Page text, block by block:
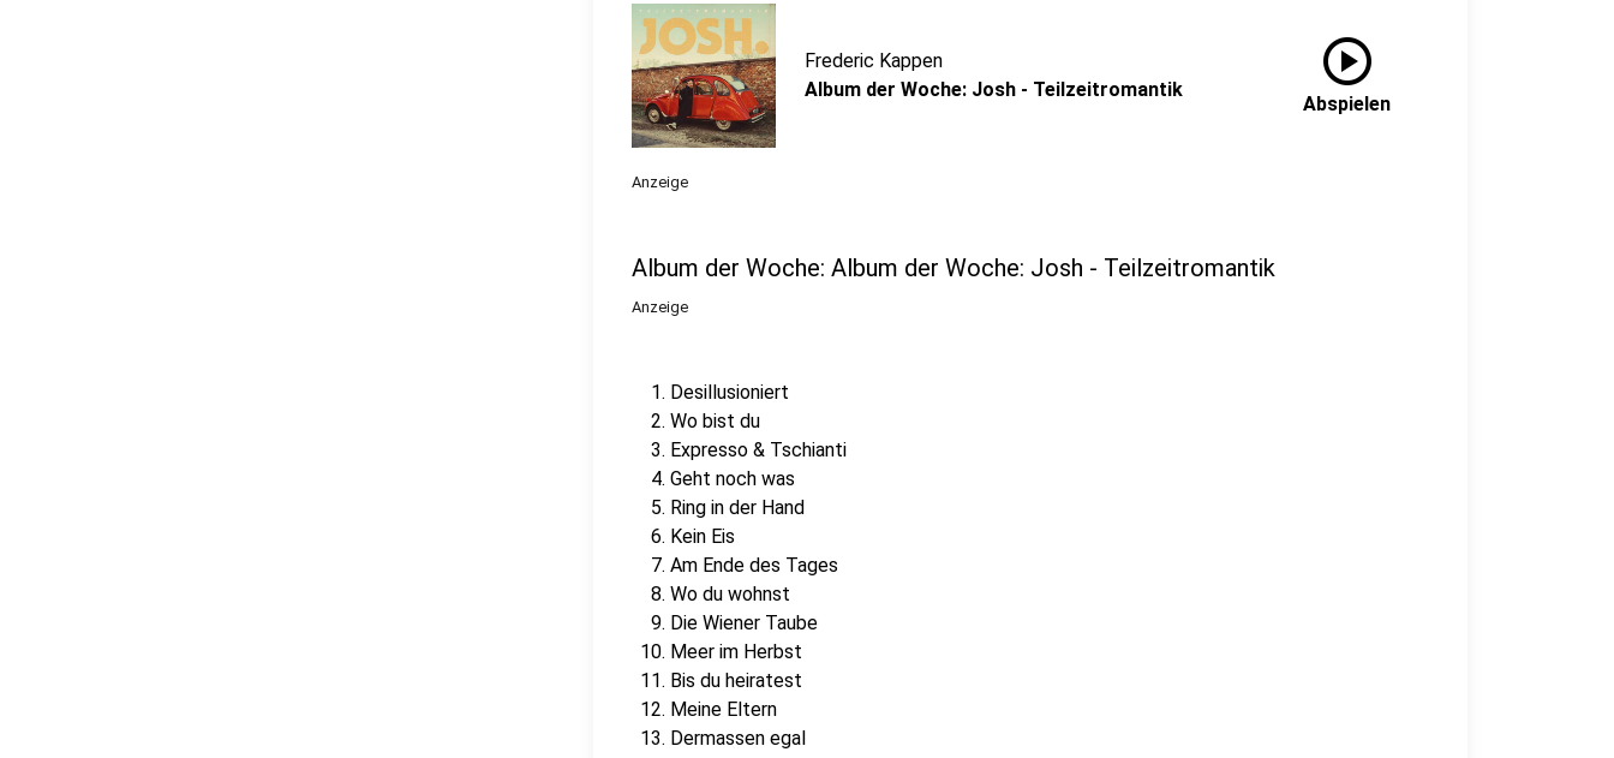
Frederic Kappen
Album der Woche: Josh - Teilzeitromantik
play_circle
Abspielen
Anzeige
Album der Woche: Album der Woche: Josh - Teilzeitromantik
Anzeige
Desillusioniert
Wo bist du
Expresso & Tschianti
Geht noch was
Ring in der Hand
Kein Eis
Am Ende des Tages
Wo du wohnst
Die Wiener Taube
Meer im Herbst
Bis du heiratest
Meine Eltern
Dermassen egal